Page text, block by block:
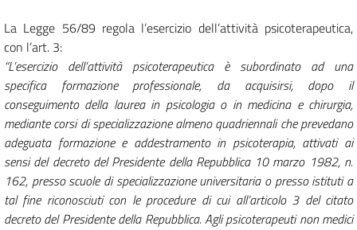
La Legge 56/89 regola l’esercizio dell’attività psicoterapeutica,
con l’art. 3:
“L’esercizio dell’attività psicoterapeutica è subordinato ad una
specifica formazione professionale, da acquisirsi, dopo il
conseguimento della laurea in psicologia o in medicina e chirurgia,
mediante corsi di specializzazione almeno quadriennali che prevedano
adeguata formazione e addestramento in psicoterapia, attivati ai
sensi del decreto del Presidente della Repubblica 10 marzo 1982, n.
162, presso scuole di specializzazione universitaria o presso istituti a
tal fine riconosciuti con le procedure di cui all’articolo 3 del citato
decreto del Presidente della Repubblica. Agli psicoterapeuti non medici